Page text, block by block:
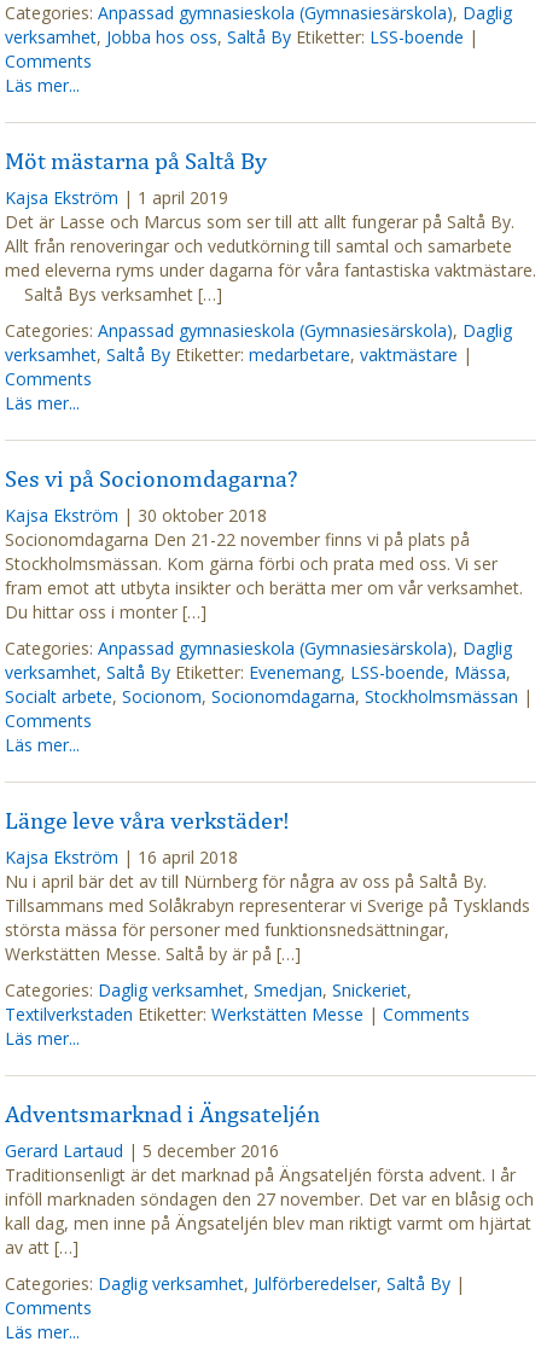
Categories: Anpassad gymnasieskola (Gymnasiesärskola), Daglig
verksamhet, Jobba hos oss, Saltå By Etiketter: LSS-boende |
Comments
Läs mer...
Möt mästarna på Saltå By
Kajsa Ekström | 1 april 2019
Det är Lasse och Marcus som ser till att allt fungerar på Saltå By.
Allt från renoveringar och vedutkörning till samtal och samarbete
med eleverna ryms under dagarna för våra fantastiska vaktmästare.
Saltå Bys verksamhet […]
Categories: Anpassad gymnasieskola (Gymnasiesärskola), Daglig
verksamhet, Saltå By Etiketter: medarbetare, vaktmästare |
Comments
Läs mer...
Ses vi på Socionomdagarna?
Kajsa Ekström | 30 oktober 2018
Socionomdagarna Den 21-22 november finns vi på plats på
Stockholmsmässan. Kom gärna förbi och prata med oss. Vi ser
fram emot att utbyta insikter och berätta mer om vår verksamhet.
Du hittar oss i monter […]
Categories: Anpassad gymnasieskola (Gymnasiesärskola), Daglig
verksamhet, Saltå By Etiketter: Evenemang, LSS-boende, Mässa,
Socialt arbete, Socionom, Socionomdagarna, Stockholmsmässan |
Comments
Läs mer...
Länge leve våra verkstäder!
Kajsa Ekström | 16 april 2018
Nu i april bär det av till Nürnberg för några av oss på Saltå By.
Tillsammans med Solåkrabyn representerar vi Sverige på Tysklands
största mässa för personer med funktionsnedsättningar,
Werkstätten Messe. Saltå by är på […]
Categories: Daglig verksamhet, Smedjan, Snickeriet,
Textilverkstaden Etiketter: Werkstätten Messe | Comments
Läs mer...
Adventsmarknad i Ängsateljén
Gerard Lartaud | 5 december 2016
Traditionsenligt är det marknad på Ängsateljén första advent. I år
inföll marknaden söndagen den 27 november. Det var en blåsig och
kall dag, men inne på Ängsateljén blev man riktigt varmt om hjärtat
av att […]
Categories: Daglig verksamhet, Julförberedelser, Saltå By |
Comments
Läs mer...